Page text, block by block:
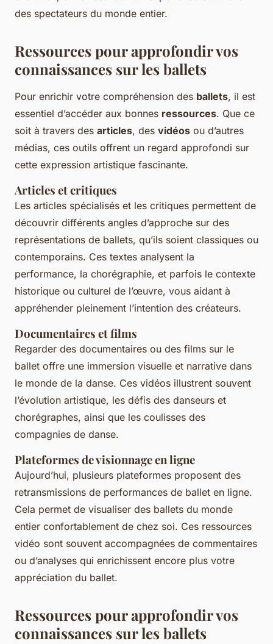
des spectateurs du monde entier.
Ressources pour approfondir vos
connaissances sur les ballets
Pour enrichir votre compréhension des ballets, il est
essentiel d’accéder aux bonnes ressources. Que ce
soit à travers des articles, des vidéos ou d’autres
médias, ces outils offrent un regard approfondi sur
cette expression artistique fascinante.
Articles et critiques
Les articles spécialisés et les critiques permettent de
découvrir différents angles d’approche sur des
représentations de ballets, qu’ils soient classiques ou
contemporains. Ces textes analysent la
performance, la chorégraphie, et parfois le contexte
historique ou culturel de l’œuvre, vous aidant à
appréhender pleinement l’intention des créateurs.
Documentaires et films
Regarder des documentaires ou des films sur le
ballet offre une immersion visuelle et narrative dans
le monde de la danse. Ces vidéos illustrent souvent
l’évolution artistique, les défis des danseurs et
chorégraphes, ainsi que les coulisses des
compagnies de danse.
Plateformes de visionnage en ligne
Aujourd’hui, plusieurs plateformes proposent des
retransmissions de performances de ballet en ligne.
Cela permet de visualiser des ballets du monde
entier confortablement de chez soi. Ces ressources
vidéo sont souvent accompagnées de commentaires
ou d’analyses qui enrichissent encore plus votre
appréciation du ballet.
Ressources pour approfondir vos
connaissances sur les ballets